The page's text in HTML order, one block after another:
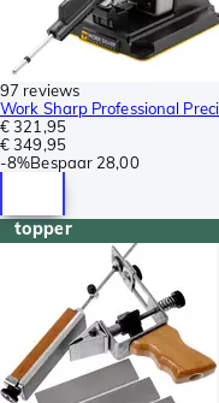
97 reviews
Work Sharp Professional
€ 321,95
€ 349,95
-8%Bespaar 28,00
topper